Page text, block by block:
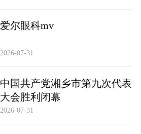
爱尔眼科mv
2026-07-31
中国共产党湘乡市第九次代表
大会胜利闭幕
2026-07-31